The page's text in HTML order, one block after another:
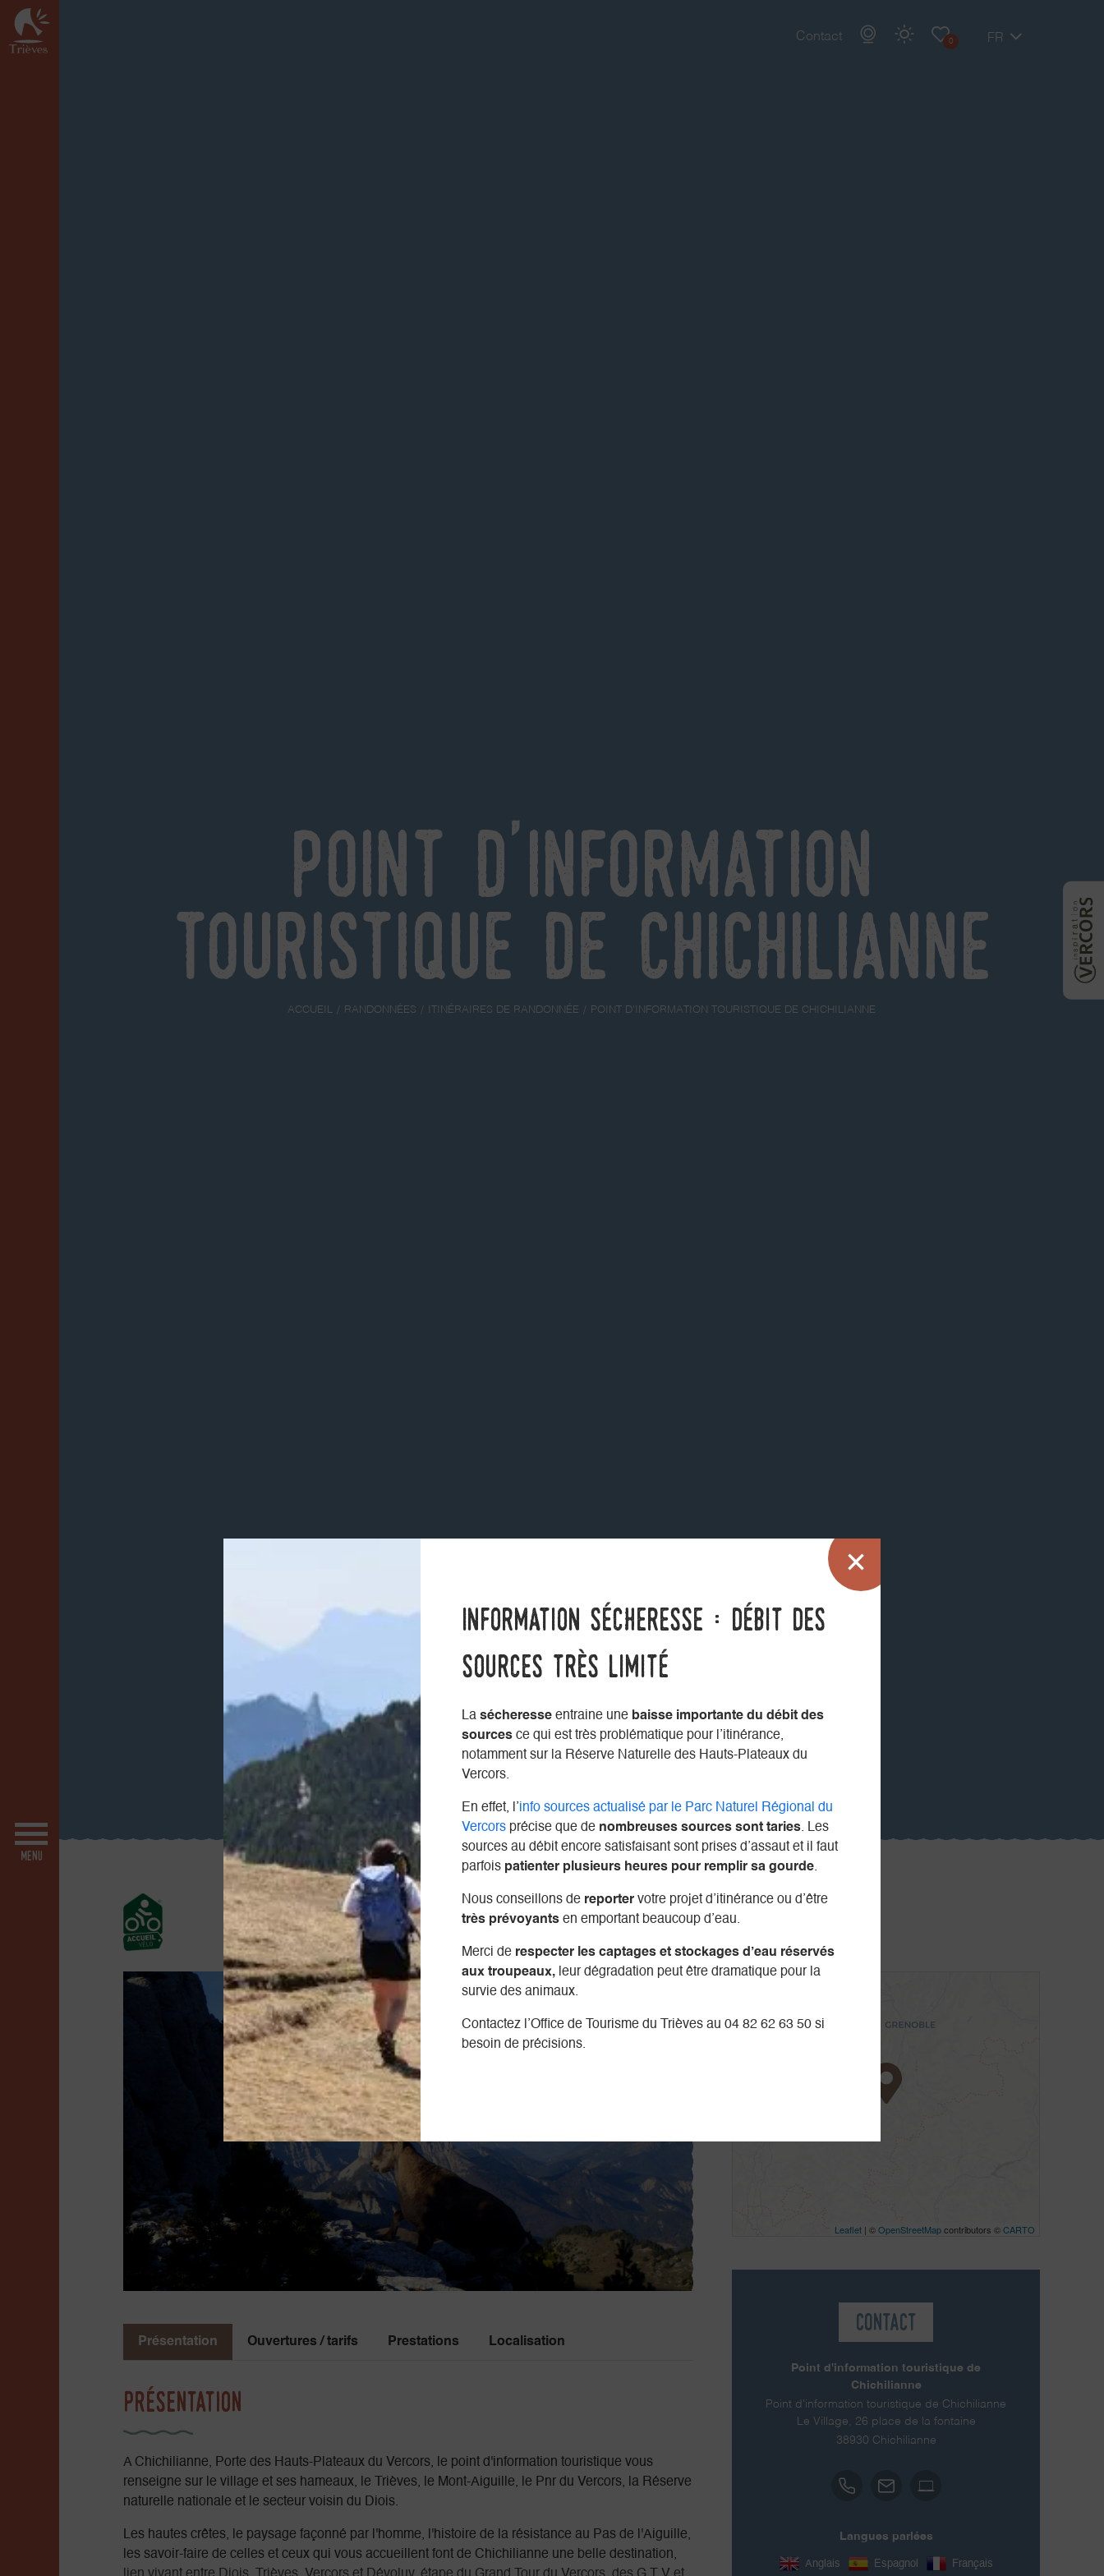
Contact 0 FR
Point d'information
touristique de Chichilianne
ACCUEIL RANDONNÉES ITINÉRAIRES DE RANDONNÉE POINT D'INFORMATION TOURISTIQUE DE CHICHILIANNE
Présentation Ouvertures / tarifs Prestations Localisation
Présentation
A Chichilianne, Porte des Hauts-Plateaux du Vercors, le point d'information touristique vous
renseigne sur le village et ses hameaux, le Trièves, le Mont-Aiguille, le Pnr du Vercors, la Réserve
naturelle nationale et le secteur voisin du Diois.
Les hautes crêtes, le paysage façonné par l'homme, l'histoire de la résistance au Pas de l'Aiguille,
les savoir-faire de celles et ceux qui vous accueillent font de Chichilianne une belle destination,
-
Leaflet | ©OpenStreetMapcontributors ©CARTO
Contact
Point d'information touristique de
Chichilianne
Point d'information touristique de Chichilianne
Le Village, 26 place de la fontaine
38930 Chichilianne
Langues parlées
Anglais Espagnol Français
Information sécheresse : débit des
sources très limité
La sécheresse entraine une baisse importante du débit des
sources ce qui est très problématique pour l’itinérance,
notamment sur la Réserve Naturelle des Hauts-Plateaux du
Vercors.
En effet, l’ info sources actualisé par le Parc Naturel Régional du
Vercors précise que de nombreuses sources sont taries. Les
sources au débit encore satisfaisant sont prises d’assaut et il faut
parfois patienter plusieurs heures pour remplir sa gourde.
Nous conseillons de reporter votre projet d’itinérance ou d’être
très prévoyants en emportant beaucoup d’eau.
Merci de respecter les captages et stockages d’eau réservés
aux troupeaux, leur dégradation peut être dramatique pour la
survie des animaux.
Contactez l’Office de Tourisme du Trièves au 04 82 62 63 50 si
besoin de précisions.